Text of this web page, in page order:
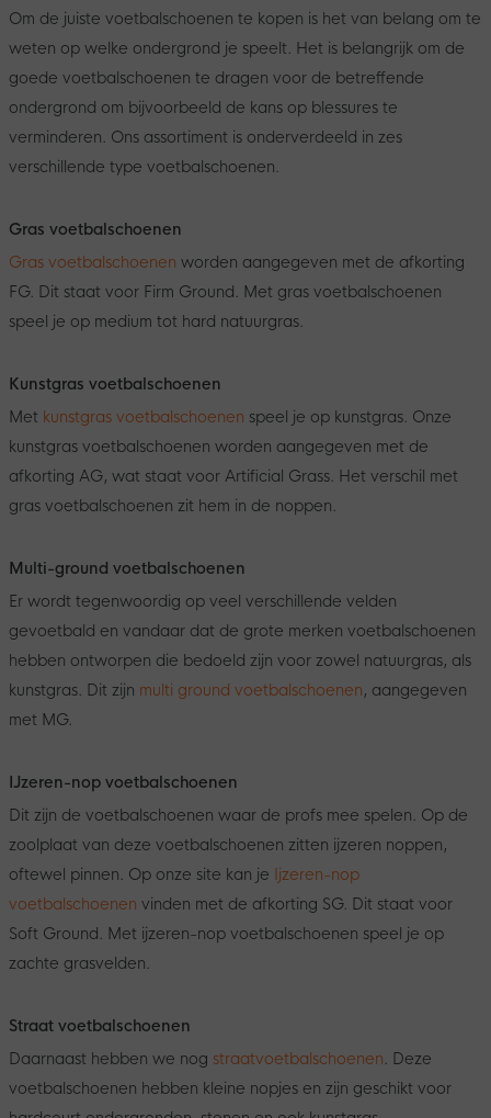
Om de juiste voetbalschoenen te kopen is het van belang om te
weten op welke ondergrond je speelt. Het is belangrijk om de
goede voetbalschoenen te dragen voor de betreffende
ondergrond om bijvoorbeeld de kans op blessures te
verminderen. Ons assortiment is onderverdeeld in zes
verschillende type voetbalschoenen.
Gras voetbalschoenen
Gras voetbalschoenen worden aangegeven met de afkorting
FG. Dit staat voor Firm Ground. Met gras voetbalschoenen
speel je op medium tot hard natuurgras.
Kunstgras voetbalschoenen
Met kunstgras voetbalschoenen speel je op kunstgras. Onze
kunstgras voetbalschoenen worden aangegeven met de
afkorting AG, wat staat voor Artificial Grass. Het verschil met
gras voetbalschoenen zit hem in de noppen.
Multi-ground voetbalschoenen
Er wordt tegenwoordig op veel verschillende velden
gevoetbald en vandaar dat de grote merken voetbalschoenen
hebben ontworpen die bedoeld zijn voor zowel natuurgras, als
kunstgras. Dit zijn multi ground voetbalschoenen, aangegeven
met MG.
IJzeren-nop voetbalschoenen
Dit zijn de voetbalschoenen waar de profs mee spelen. Op de
zoolplaat van deze voetbalschoenen zitten ijzeren noppen,
oftewel pinnen. Op onze site kan je Ijzeren-nop
voetbalschoenen vinden met de afkorting SG. Dit staat voor
Soft Ground. Met ijzeren-nop voetbalschoenen speel je op
zachte grasvelden.
Straat voetbalschoenen
Daarnaast hebben we nog straatvoetbalschoenen. Deze
voetbalschoenen hebben kleine nopjes en zijn geschikt voor